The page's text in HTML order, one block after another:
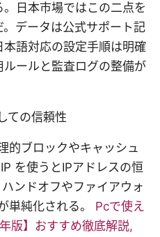
日本市場ではこの二点を
データは公式サポート記
語対応の設定手順は明確
ールと監査ログの整備が
ての信頼性
的ブロックやキャッシュ
を使うとIPアドレスの恒
ンドオフやファイアウォ
単純化される。 Pcで使え
版】おすすめ徹底解説,